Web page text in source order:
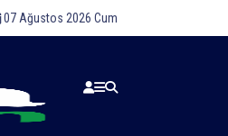
07 Ağustos 2026 Cum